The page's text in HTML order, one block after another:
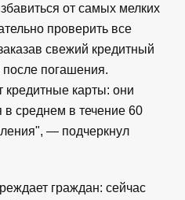
от самых мелких
проверить все
свежий кредитный
после погашения.
кредитные карты: они
среднем в течение 60
— подчеркнул
граждан: сейчас